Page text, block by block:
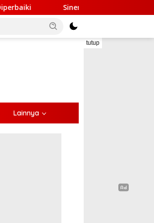
Sinergi Lintas Sektor, Satlantas Polres
tutup
Lainnya